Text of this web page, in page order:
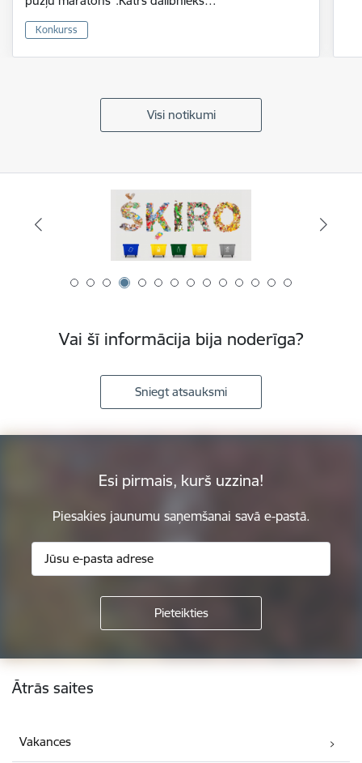
Konkurss
Visi notikumi
Vai šī informācija bija noderīga?
Sniegt atsauksmi
Esi pirmais, kurš uzzina!
Piesakies jaunumu saņemšanai savā e-pastā.
Kājene
Ātrās saites
Vakances